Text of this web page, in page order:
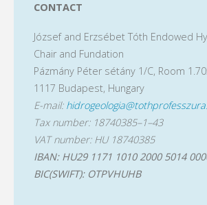
meeting
of
the
Hungarian
of
–
Managed
Aquifer
Recharge
at
pagination
CONTACT
József and Erzsébet Tóth Endowed
Chair and Fundation
Pázmány Péter sétány 1/C, Room
1117 Budapest, Hungary
E-mail:
Tax number: 18740385–1–43
VAT number: HU 18740385
IBAN: HU29 1171 1010 2000 5014
BIC(SWIFT): OTPVHUHB